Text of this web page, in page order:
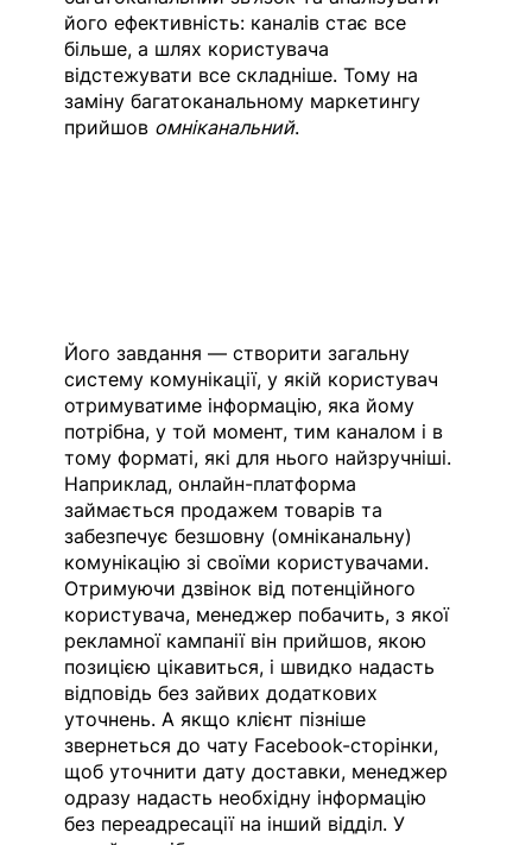
його ефективність: каналів стає все
більше, а шлях користувача
відстежувати все складніше. Тому на
заміну багатоканальному маркетингу
прийшов омніканальний.
Його завдання — створити загальну
систему комунікації, у якій користувач
отримуватиме інформацію, яка йому
потрібна, у той момент, тим каналом і в
тому форматі, які для нього найзручніші.
Наприклад, онлайн-платформа
займається продажем товарів та
забезпечує безшовну (омніканальну)
комунікацію зі своїми користувачами.
Отримуючи дзвінок від потенційного
користувача, менеджер побачить, з якої
рекламної кампанії він прийшов, якою
позицією цікавиться, і швидко надасть
відповідь без зайвих додаткових
уточнень. А якщо клієнт пізніше
звернеться до чату Facebook-сторінки,
щоб уточнити дату доставки, менеджер
одразу надасть необхідну інформацію
без переадресації на інший відділ. У